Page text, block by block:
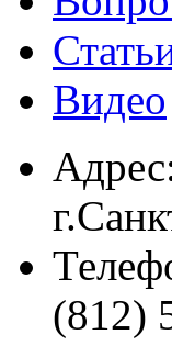
Видео
(812)